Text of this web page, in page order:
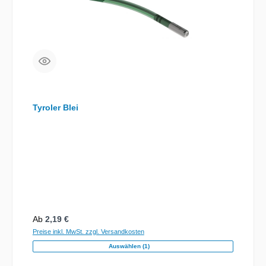
Tyroler Blei
Regulärer Preis:
Ab 2,19 €
Preise inkl. MwSt. zzgl. Versandkosten
Auswählen (1)